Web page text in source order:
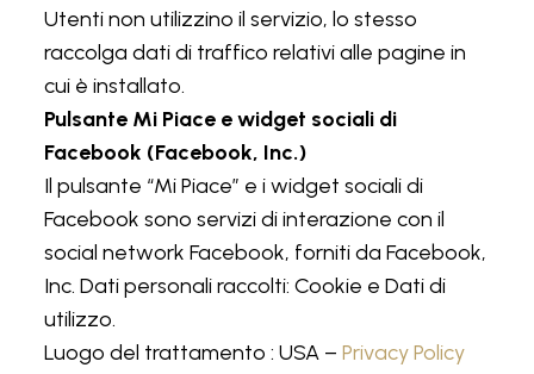
Utenti non utilizzino il servizio, lo stesso
raccolga dati di traffico relativi alle pagine in
cui è installato.
Pulsante Mi Piace e widget sociali di
Facebook (Facebook, Inc.)
Il pulsante “Mi Piace” e i widget sociali di
Facebook sono servizi di interazione con il
social network Facebook, forniti da Facebook,
Inc. Dati personali raccolti: Cookie e Dati di
utilizzo.
Luogo del trattamento : USA – Privacy Policy